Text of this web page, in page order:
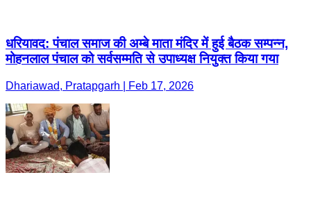
धरियावद: पंचाल समाज की अम्बे माता मंदिर में हुई बैठक सम्पन्न,
मोहनलाल पंचाल को सर्वसम्मति से उपाध्यक्ष नियुक्त किया गया
Dhariawad, Pratapgarh | Feb 17, 2026